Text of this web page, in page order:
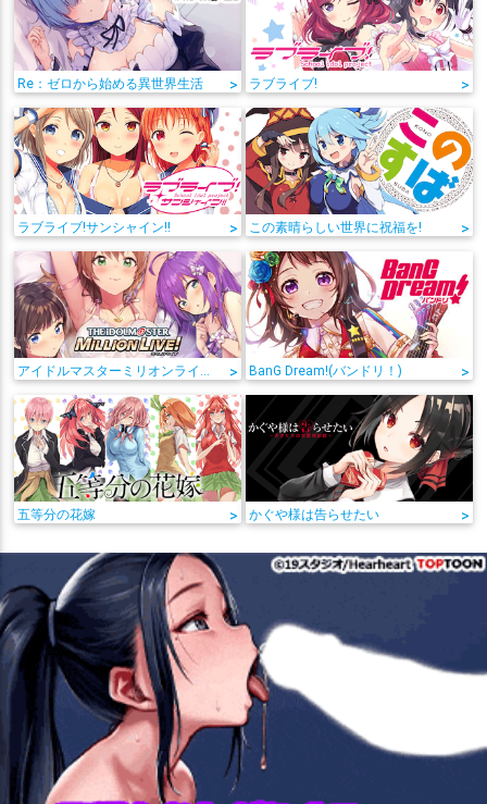
Re：ゼロから始める異世界生活 > ラブライブ! >
ラブライブ!サンシャイン!! > この素晴らしい世界に祝福を! >
アイドルマスターミリオンライブ! > BanG Dream!(バンドリ！) >
五等分の花嫁 > かぐや様は告らせたい >